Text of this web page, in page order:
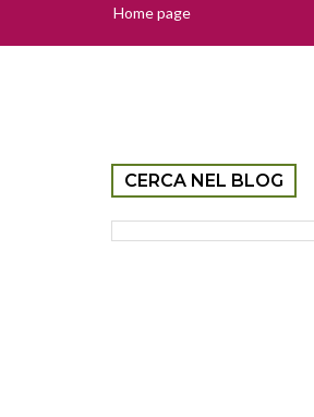
Home page
CERCA NEL BLOG